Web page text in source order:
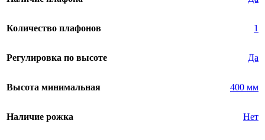
Количество плафонов 1
Регулировка по высоте Да
Высота минимальная 400 мм
Наличие рожка Нет